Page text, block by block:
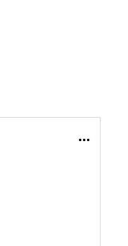
...